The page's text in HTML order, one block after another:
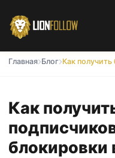
Главная Блог
Как
блокировки